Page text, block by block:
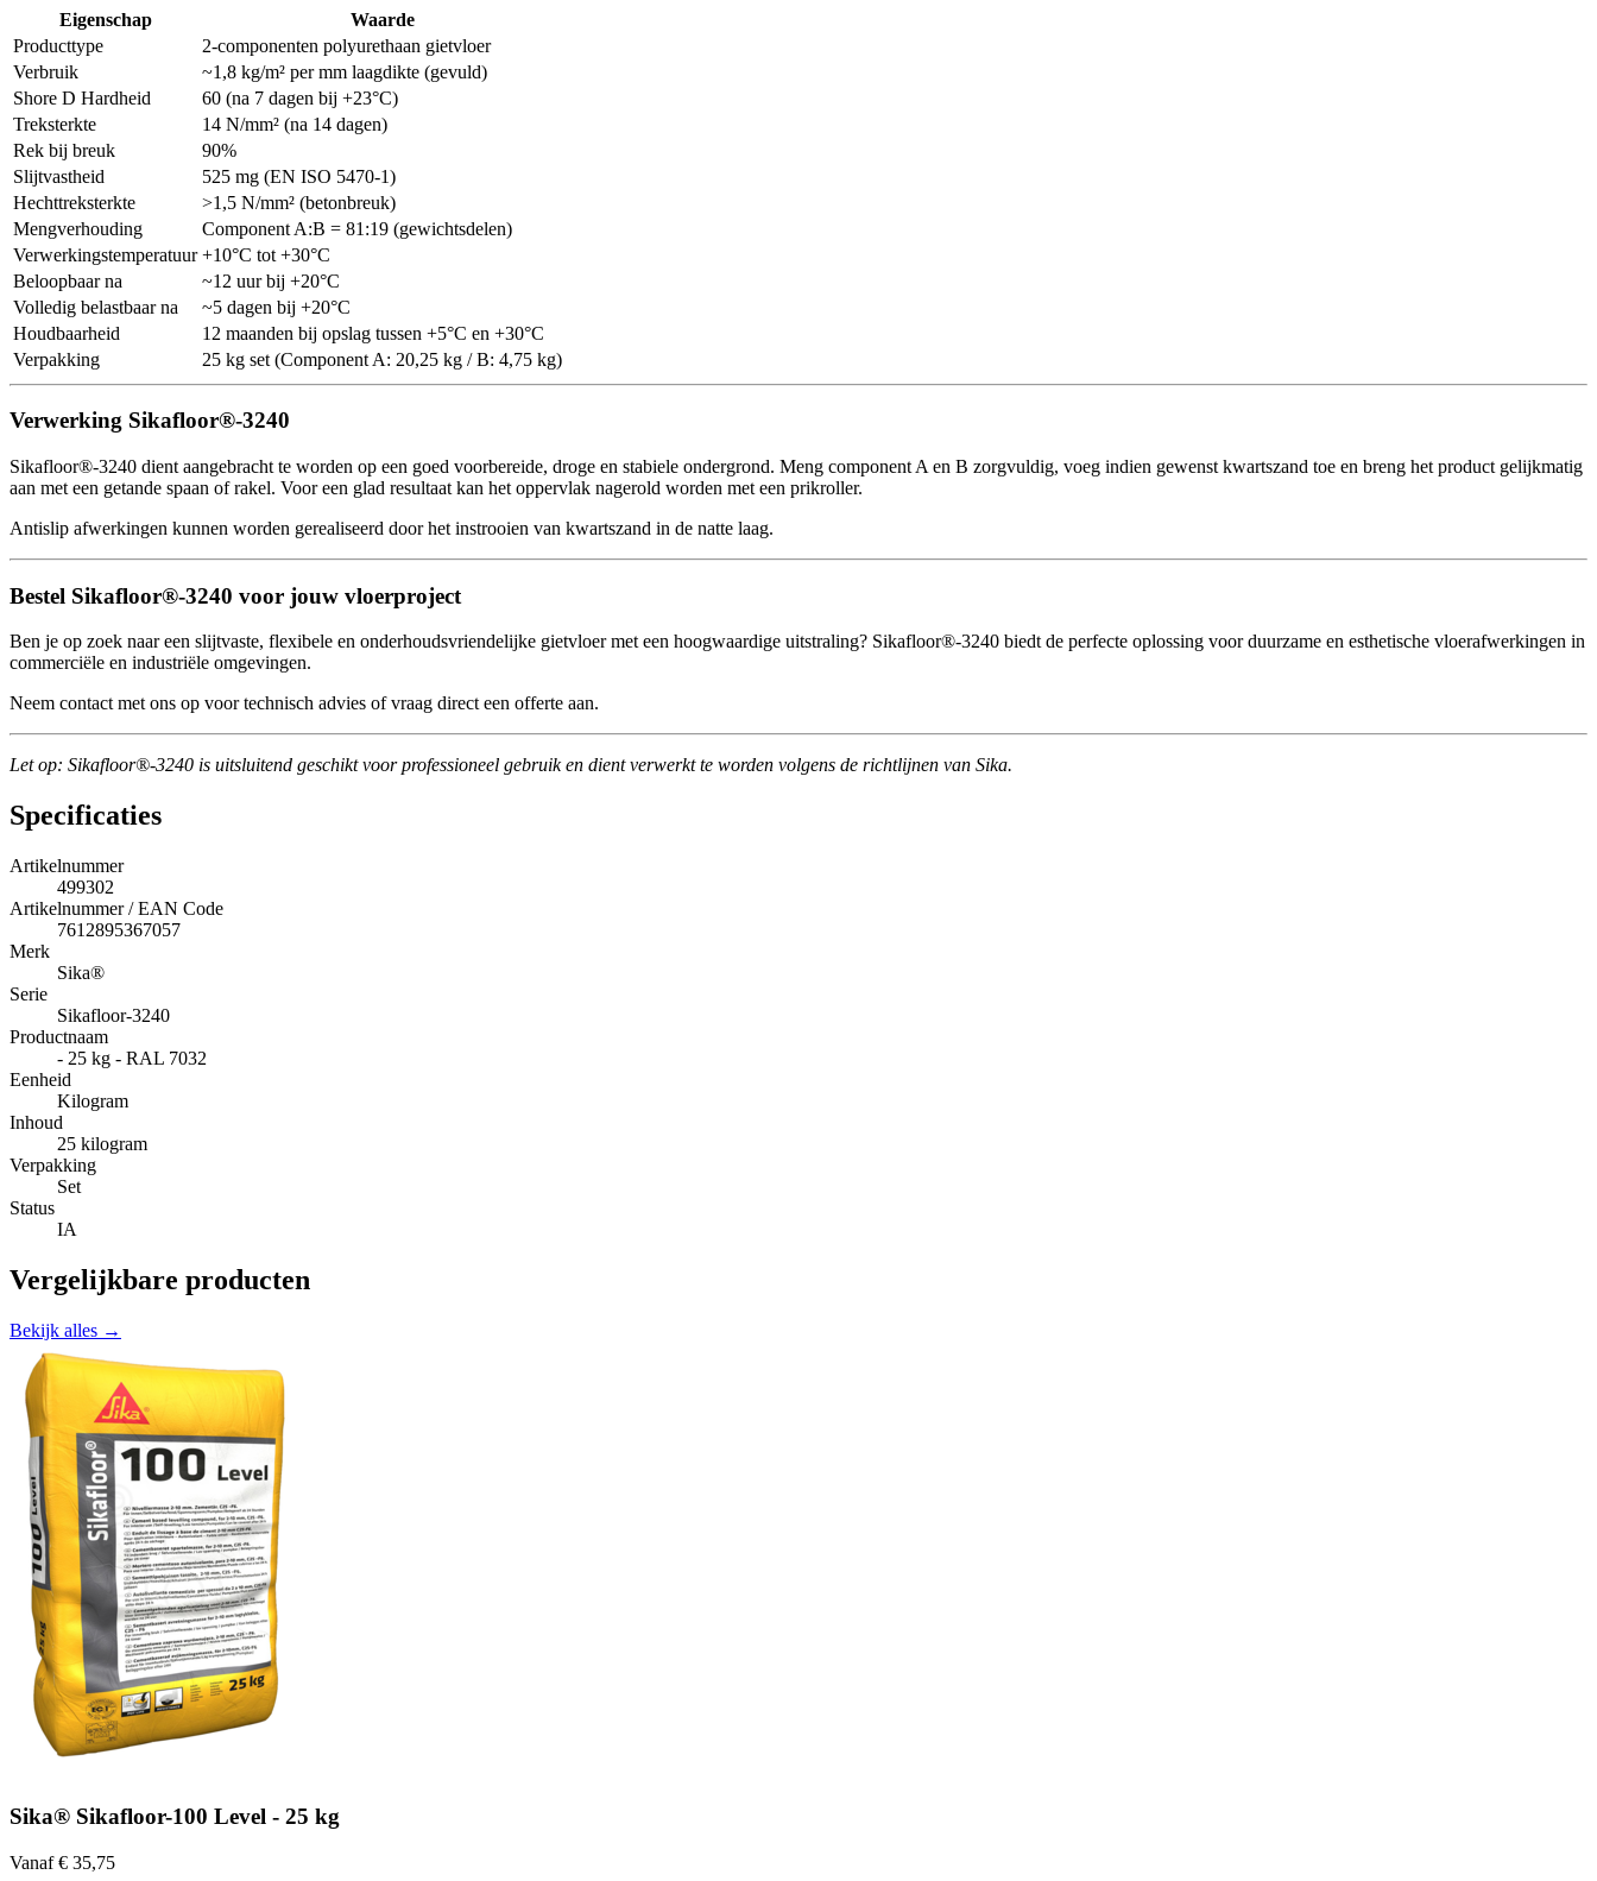
Eigenschap
Waarde
Producttype
2-componenten polyurethaan gietvloer
Verbruik
~1,8 kg/m² per mm laagdikte (gevuld)
Shore D Hardheid
60 (na 7 dagen bij +23°C)
Treksterkte
14 N/mm² (na 14 dagen)
Rek bij breuk
90%
Slijtvastheid
525 mg (EN ISO 5470-1)
Hechttreksterkte
>1,5 N/mm² (betonbreuk)
Mengverhouding
Component A:B = 81:19 (gewichtsdelen)
Verwerkingstemperatuur +10°C tot +30°C
Beloopbaar na
~12 uur bij +20°C
Volledig belastbaar na
~5 dagen bij +20°C
Houdbaarheid
12 maanden bij opslag tussen +5°C en +30°C
Verpakking
25 kg set (Component A: 20,25 kg / B: 4,75 kg)
Verwerking Sikafloor®-3240
Sikafloor®-3240 dient aangebracht te worden op een goed voorbereide, droge en stabiele ondergrond. Meng component A en B zorgvuldig, voeg indien gewenst kwartszand toe en breng het product gelijkmatig
aan met een getande spaan of rakel. Voor een glad resultaat kan het oppervlak nagerold worden met een prikroller.
Antislip afwerkingen kunnen worden gerealiseerd door het instrooien van kwartszand in de natte laag.
Bestel Sikafloor®-3240 voor jouw vloerproject
Ben je op zoek naar een slijtvaste, flexibele en onderhoudsvriendelijke gietvloer met een hoogwaardige uitstraling? Sikafloor®-3240 biedt de perfecte oplossing voor duurzame en esthetische vloerafwerkingen in
commerciële en industriële omgevingen.
Neem contact met ons op voor technisch advies of vraag direct een offerte aan.
Let op: Sikafloor®-3240 is uitsluitend geschikt voor professioneel gebruik en dient verwerkt te worden volgens de richtlijnen van Sika.
Specificaties
Artikelnummer
499302
Artikelnummer / EAN Code
7612895367057
Merk
Sika®
Serie
Sikafloor-3240
Productnaam
- 25 kg - RAL 7032
Eenheid
Kilogram
Inhoud
25 kilogram
Verpakking
Set
Status
IA
Vergelijkbare producten
Bekijk alles →
Sika® Sikafloor-100 Level - 25 kg
Vanaf € 35,75